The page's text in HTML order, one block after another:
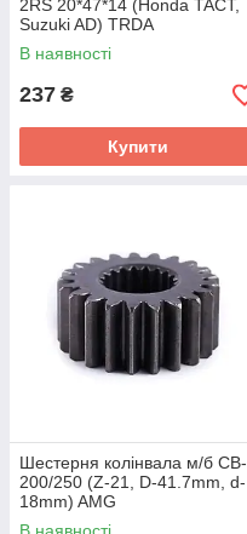
2RS 20*47*14 (Honda TACT,
Suzuki AD) TRDA
В наявності
237 ₴
Купити
Шестерня колінвала м/б CB-
200/250 (Z-21, D-41.7mm, d-
18mm) AMG